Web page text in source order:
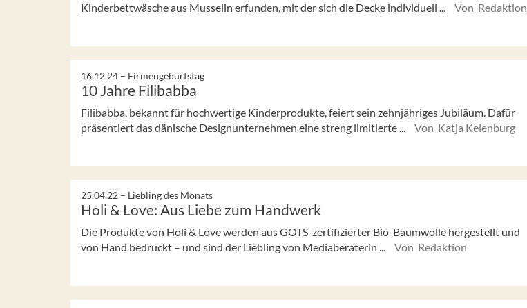
Kinderbettwäsche aus Musselin erfunden, mit der sich die Decke individuell ... Von Redaktion
16.12.24 – Firmengeburtstag
10 Jahre Filibabba
Filibabba, bekannt für hochwertige Kinderprodukte, feiert sein zehnjähriges Jubiläum. Dafür
präsentiert das dänische Designunternehmen eine streng limitierte ...
Von Katja Keienburg
25.04.22 – Liebling des Monats
Holi & Love: Aus Liebe zum Handwerk
Die Produkte von Holi & Love werden aus GOTS-zertifizierter Bio-Baumwolle hergestellt und
von Hand bedruckt – und sind der Liebling von Mediaberaterin ...
Von Redaktion